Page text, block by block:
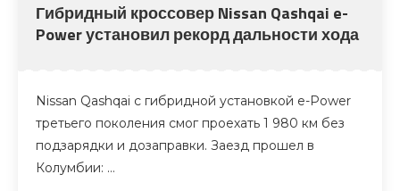
Гибридный кроссовер Nissan Qashqai e-
Power установил рекорд дальности хода
Nissan Qashqai с гибридной установкой e-Power
третьего поколения смог проехать 1 980 км без
подзарядки и дозаправки. Заезд прошел в
Колумбии: …